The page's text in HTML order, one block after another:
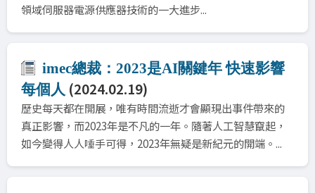
領域伺服器電源供應器技術的一大進步...
imec總裁：2023是AI關鍵年 快速影響
每個人 (2024.02.19)
歷史每天都在開展，唯有時間流逝才會顯現出事件帶來的
真正影響，而2023年是不凡的一年。隨著人工智慧竄起，
如今變得人人唾手可得，2023年無疑是新紀元的開端。...